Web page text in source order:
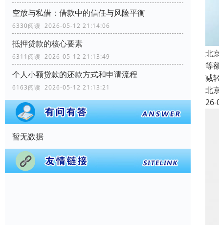
空放与私借：借款中的信任与风险平衡
6330阅读 2026-05-12 21:14:06
抵押贷款的核心要素
6311阅读 2026-05-12 21:13:49
个人小额贷款的还款方式和申请流程
6163阅读 2026-05-12 21:13:21
暂无数据
北
等
减
北
26-